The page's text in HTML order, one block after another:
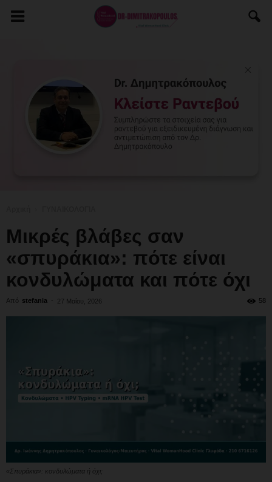
Μικρές βλάβες σαν
«σπυράκια»: πότε είναι
κονδυλώματα και πότε όχι
Από stefania - 27 Μαΐου, 2026 58
«Σπυράκια»: κονδυλώματα ή όχι;